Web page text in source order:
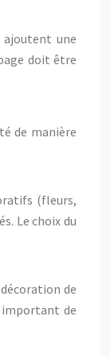
ajoutent une
doit être
de manière
(fleurs,
Le choix du
de
important de